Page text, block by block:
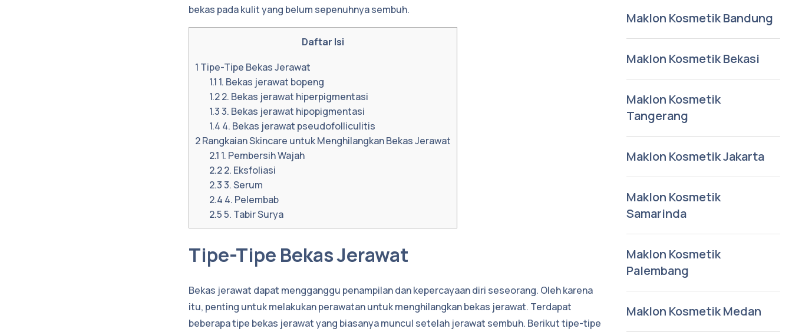
bekas pada kulit yang belum sepenuhnya sembuh.
Daftar Isi
1 Tipe-Tipe Bekas Jerawat
1.1 1. Bekas jerawat bopeng
1.22. Bekas jerawat hiperpigmentasi
1.33. Bekas jerawat hipopigmentasi
1.4 4. Bekas jerawat pseudofolliculitis
2Rangkaian Skincare untuk Menghilangkan Bekas Jerawat
2.1 1. Pembersih Wajah
2.22. Eksfoliasi
2.33. Serum
2.4 4. Pelembab
2.55. Tabir Surya
Tipe-Tipe Bekas Jerawat
Bekas jerawat dapat mengganggu penampilan dan kepercayaan diri seseorang. Oleh karena
itu, penting untuk melakukan perawatan untuk menghilangkan bekas jerawat. Terdapat
beberapa tipe bekas jerawat yang biasanya muncul setelah jerawat sembuh. Berikut tipe-tipe
Maklon Kosmetik Bandung
Maklon Kosmetik Bekasi
Maklon Kosmetik
Tangerang
Maklon Kosmetik Jakarta
Maklon Kosmetik
Samarinda
Maklon Kosmetik
Palembang
Maklon Kosmetik Medan